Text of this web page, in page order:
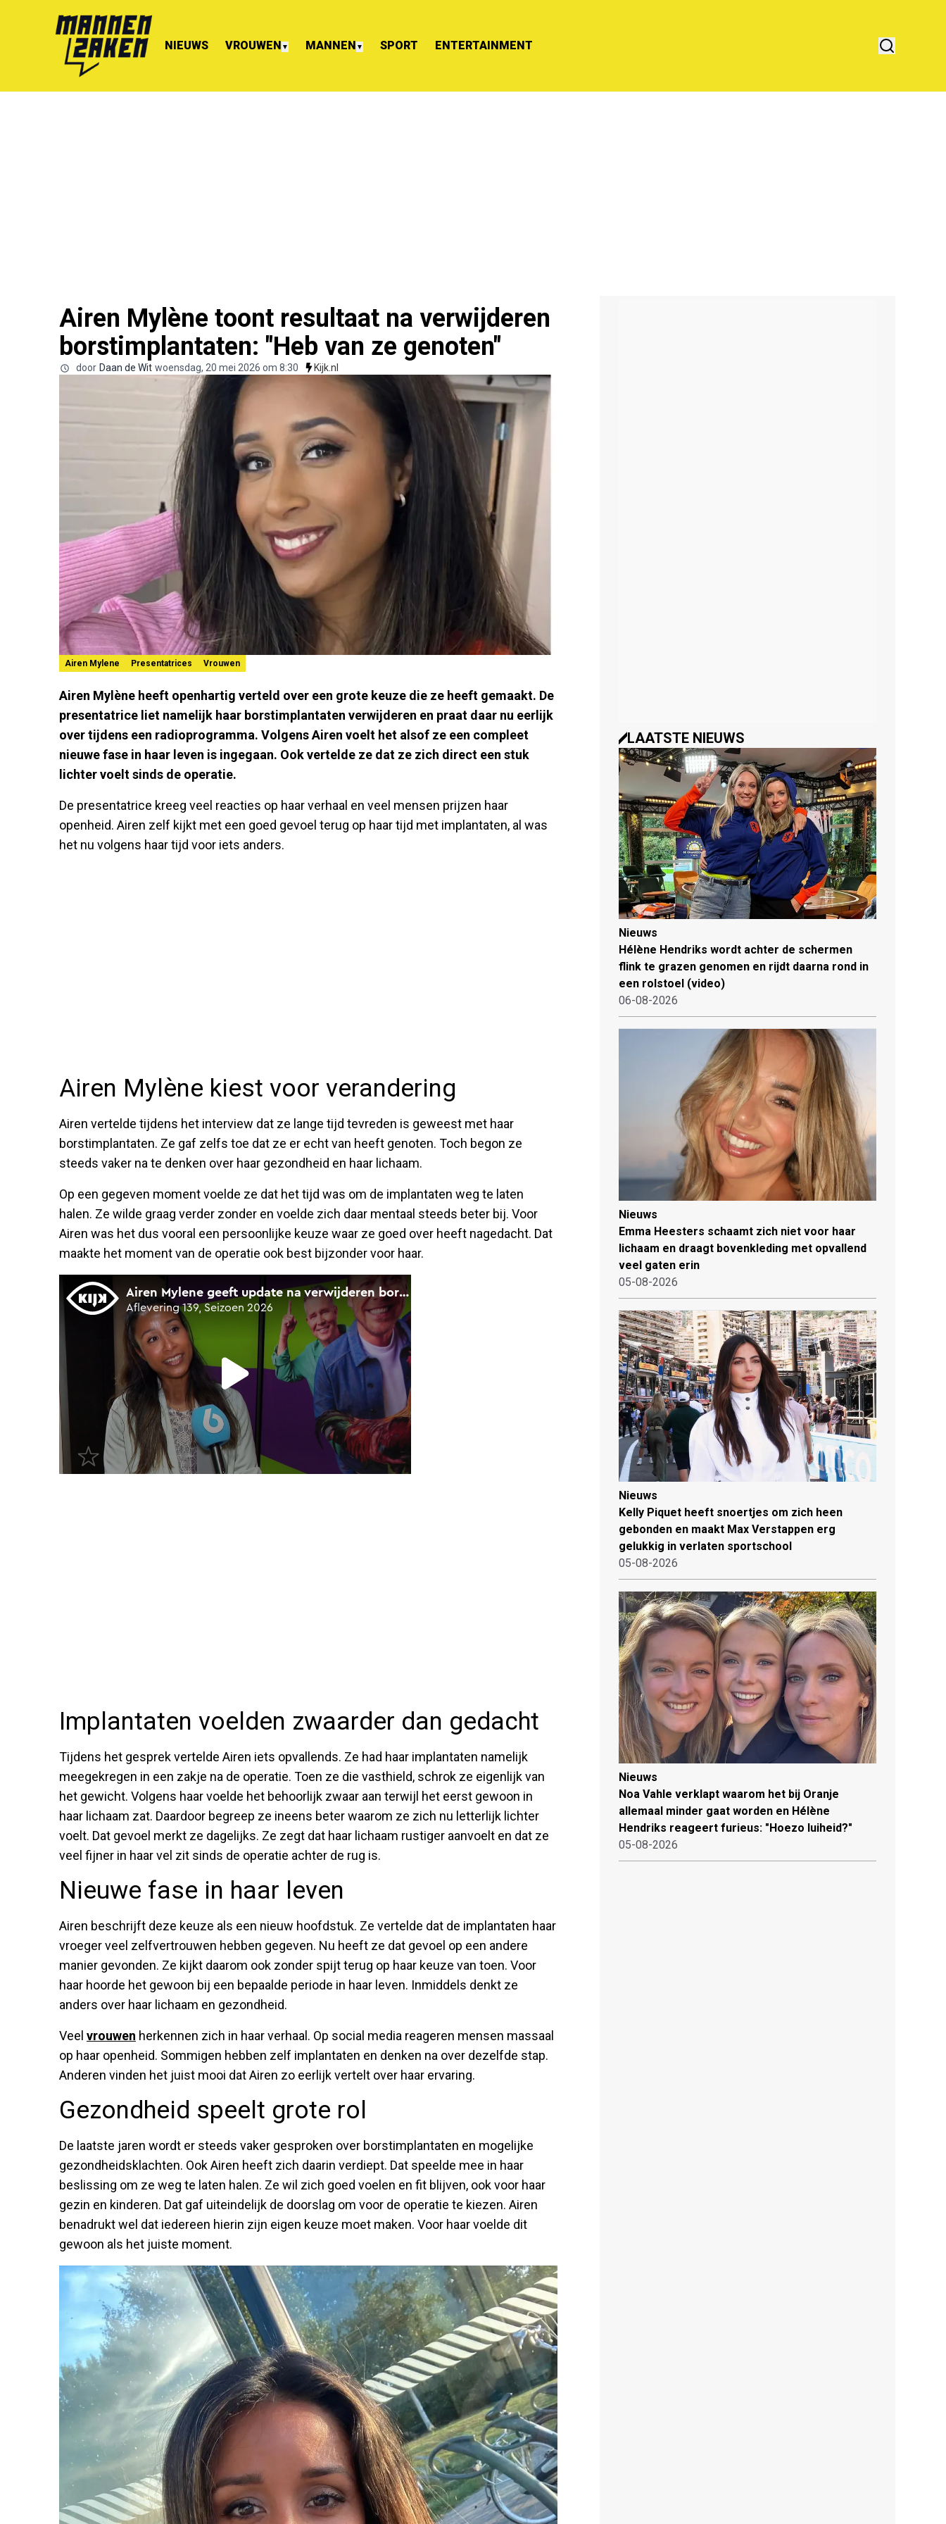
NIEUWS VROUWEN ▼ MANNEN ▼ SPORT ENTERTAINMENT
Airen Mylène toont resultaat na verwijderen
borstimplantaten: "Heb van ze genoten"
door Daan de Wit woensdag, 20 mei 2026 om 8:30 Kijk.nl
Airen Mylene Presentatrices Vrouwen
Airen Mylène heeft openhartig verteld over een grote keuze die ze heeft gemaakt. De
presentatrice liet namelijk haar borstimplantaten verwijderen en praat daar nu eerlijk
over tijdens een radioprogramma. Volgens Airen voelt het alsof ze een compleet
nieuwe fase in haar leven is ingegaan. Ook vertelde ze dat ze zich direct een stuk
lichter voelt sinds de operatie.
De presentatrice kreeg veel reacties op haar verhaal en veel mensen prijzen haar
openheid. Airen zelf kijkt met een goed gevoel terug op haar tijd met implantaten, al was
het nu volgens haar tijd voor iets anders.
Airen Mylène kiest voor verandering
Airen vertelde tijdens het interview dat ze lange tijd tevreden is geweest met haar
borstimplantaten. Ze gaf zelfs toe dat ze er echt van heeft genoten. Toch begon ze
steeds vaker na te denken over haar gezondheid en haar lichaam.
Op een gegeven moment voelde ze dat het tijd was om de implantaten weg te laten
halen. Ze wilde graag verder zonder en voelde zich daar mentaal steeds beter bij. Voor
Airen was het dus vooral een persoonlijke keuze waar ze goed over heeft nagedacht. Dat
maakte het moment van de operatie ook best bijzonder voor haar.
Implantaten voelden zwaarder dan gedacht
Tijdens het gesprek vertelde Airen iets opvallends. Ze had haar implantaten namelijk
meegekregen in een zakje na de operatie. Toen ze die vasthield, schrok ze eigenlijk van
het gewicht. Volgens haar voelde het behoorlijk zwaar aan terwijl het eerst gewoon in
haar lichaam zat. Daardoor begreep ze ineens beter waarom ze zich nu letterlijk lichter
voelt. Dat gevoel merkt ze dagelijks. Ze zegt dat haar lichaam rustiger aanvoelt en dat ze
veel fijner in haar vel zit sinds de operatie achter de rug is.
Nieuwe fase in haar leven
Airen beschrijft deze keuze als een nieuw hoofdstuk. Ze vertelde dat de implantaten haar
vroeger veel zelfvertrouwen hebben gegeven. Nu heeft ze dat gevoel op een andere
manier gevonden. Ze kijkt daarom ook zonder spijt terug op haar keuze van toen. Voor
haar hoorde het gewoon bij een bepaalde periode in haar leven. Inmiddels denkt ze
anders over haar lichaam en gezondheid.
Veel vrouwen herkennen zich in haar verhaal. Op social media reageren mensen massaal
op haar openheid. Sommigen hebben zelf implantaten en denken na over dezelfde stap.
Anderen vinden het juist mooi dat Airen zo eerlijk vertelt over haar ervaring.
Gezondheid speelt grote rol
De laatste jaren wordt er steeds vaker gesproken over borstimplantaten en mogelijke
gezondheidsklachten. Ook Airen heeft zich daarin verdiept. Dat speelde mee in haar
beslissing om ze weg te laten halen. Ze wil zich goed voelen en fit blijven, ook voor haar
gezin en kinderen. Dat gaf uiteindelijk de doorslag om voor de operatie te kiezen. Airen
benadrukt wel dat iedereen hierin zijn eigen keuze moet maken. Voor haar voelde dit
gewoon als het juiste moment.
LAATSTE NIEUWS
Nieuws
Hélène Hendriks wordt achter de schermen
flink te grazen genomen en rijdt daarna rond in
een rolstoel (video)
06-08-2026
Nieuws
Emma Heesters schaamt zich niet voor haar
lichaam en draagt bovenkleding met opvallend
veel gaten erin
05-08-2026
Nieuws
Kelly Piquet heeft snoertjes om zich heen
gebonden en maakt Max Verstappen erg
gelukkig in verlaten sportschool
05-08-2026
Nieuws
Noa Vahle verklapt waarom het bij Oranje
allemaal minder gaat worden en Hélène
Hendriks reageert furieus: "Hoezo luiheid?"
05-08-2026